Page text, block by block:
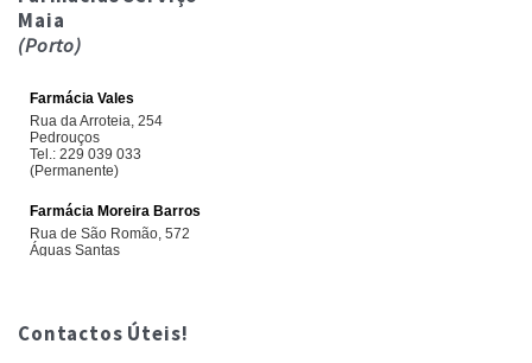
Maia
(Porto)
Contactos Úteis!